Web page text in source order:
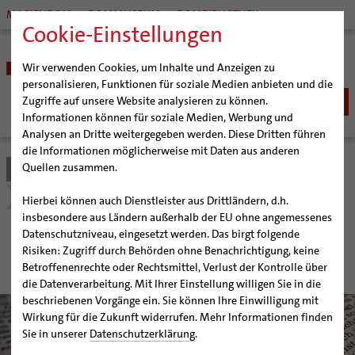
Cookie-Einstellungen
Wir verwenden Cookies, um Inhalte und Anzeigen zu
personalisieren, Funktionen für soziale Medien anbieten und die
Zugriffe auf unsere Website analysieren zu können.
Informationen können für soziale Medien, Werbung und
Analysen an Dritte weitergegeben werden. Diese Dritten führen
die Informationen möglicherweise mit Daten aus anderen
Quellen zusammen.
Hierbei können auch Dienstleister aus Drittländern, d.h.
insbesondere aus Ländern außerhalb der EU ohne angemessenes
Datenschutzniveau, eingesetzt werden. Das birgt folgende
Risiken: Zugriff durch Behörden ohne Benachrichtigung, keine
Betroffenenrechte oder Rechtsmittel, Verlust der Kontrolle über
die Datenverarbeitung. Mit Ihrer Einstellung willigen Sie in die
beschriebenen Vorgänge ein. Sie können Ihre Einwilligung mit
Wirkung für die Zukunft widerrufen. Mehr Informationen finden
Sie in unserer Datenschutzerklärung.
MARIENDOM DOMMUSEUM DOMBIBLIOTHEK
BISTUM
Bischöfe
Weihbischof Dr. Martin Marahrens
Bischof em. Norbert Trelle
Weihbischof em. Bongartz
Weihbischof em. Schwerdtfeger
Weihbischof em. Koitz
Bischof em. Dr. Wüstenberg
Generalvikariat
Gremien
Diözesangericht
Gemeindegremien
Pfarrgemeinden
Hildesheimer Dom
Virtueller Rundgang durch den Dom
Tausendjähriger Rosenstock
Die Hildesheimer Dommusik
Wallfahrten | Pilgern
Termine Wallfahrten und Pilgern
Jakobswege im Bistum Hildesheim
Veranstaltungen
Strategieprozess
Jugend
SEELSORGE
Katholisch werden
Wiedereintritt
Erwachsenenkatechumenat
Glaube leben
Glaubensveranstaltungen
Taufe
Fragen zur Taufe
Erwachsenentaufe
Taufsymbole
Erstkommunion
Firmung
Hochzeit
Katholisch heiraten
Bistum Hildesheim
Trausprüche aus der Bibel
Trausprüche aus der Bibel